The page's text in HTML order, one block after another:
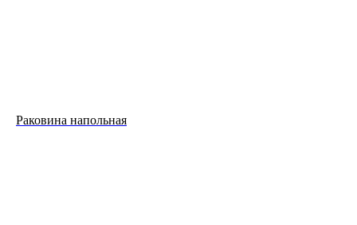
Раковина напольная